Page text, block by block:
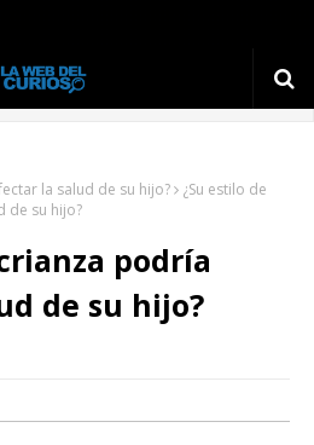
la salud de su hijo?
¿Su estilo de
de su hijo?
podría
de su hijo?